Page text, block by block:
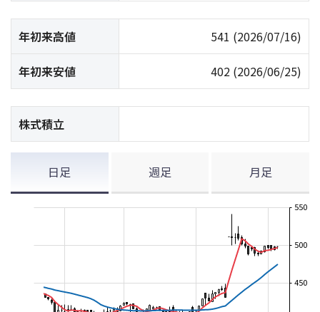
年初来高値 541 (2026/07/16)
年初来安値 402 (2026/06/25)
株式積立
日足 週足 月足
450
500
550